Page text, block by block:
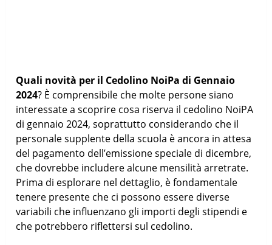
Quali novità per il Cedolino NoiPa di Gennaio
2024? È comprensibile che molte persone siano
interessate a scoprire cosa riserva il cedolino NoiPA
di gennaio 2024, soprattutto considerando che il
personale supplente della scuola è ancora in attesa
del pagamento dell’emissione speciale di dicembre,
che dovrebbe includere alcune mensilità arretrate.
Prima di esplorare nel dettaglio, è fondamentale
tenere presente che ci possono essere diverse
variabili che influenzano gli importi degli stipendi e
che potrebbero riflettersi sul cedolino.